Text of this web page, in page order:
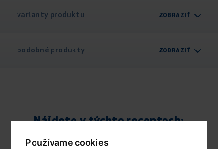
Používame cookies
varianty produktu ZOBRAZIŤ
podobné produkty ZOBRAZIŤ
Nájdete v týchto receptoch: